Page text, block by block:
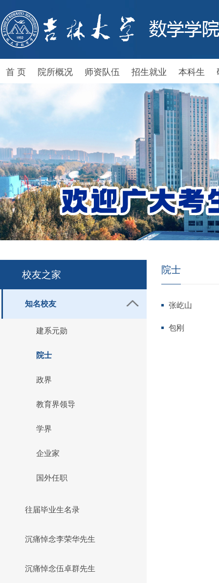
首 页 院所概况 师资队伍 招生就业 本科生
校友之家
知名校友
建系元勋
院士
政界
教育界领导
学界
企业家
国外任职
往届毕业生名录
沉痛悼念李荣华先生
沉痛悼念伍卓群先生
院士
张屹山
包刚